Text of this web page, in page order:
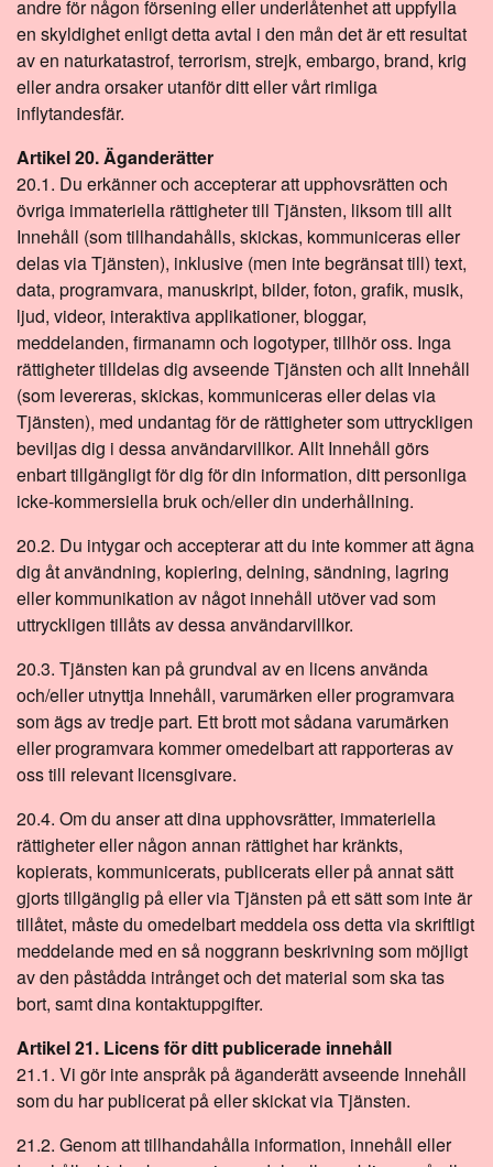
andre för någon försening eller underlåtenhet att uppfylla
en skyldighet enligt detta avtal i den mån det är ett resultat
av en naturkatastrof, terrorism, strejk, embargo, brand, krig
eller andra orsaker utanför ditt eller vårt rimliga
inflytandesfär.
Artikel 20. Äganderätter
20.1. Du erkänner och accepterar att upphovsrätten och
övriga immateriella rättigheter till Tjänsten, liksom till allt
Innehåll (som tillhandahålls, skickas, kommuniceras eller
delas via Tjänsten), inklusive (men inte begränsat till) text,
data, programvara, manuskript, bilder, foton, grafik, musik,
ljud, videor, interaktiva applikationer, bloggar,
meddelanden, firmanamn och logotyper, tillhör oss. Inga
rättigheter tilldelas dig avseende Tjänsten och allt Innehåll
(som levereras, skickas, kommuniceras eller delas via
Tjänsten), med undantag för de rättigheter som uttryckligen
beviljas dig i dessa användarvillkor. Allt Innehåll görs
enbart tillgängligt för dig för din information, ditt personliga
icke-kommersiella bruk och/eller din underhållning.
20.2. Du intygar och accepterar att du inte kommer att ägna
dig åt användning, kopiering, delning, sändning, lagring
eller kommunikation av något innehåll utöver vad som
uttryckligen tillåts av dessa användarvillkor.
20.3. Tjänsten kan på grundval av en licens använda
och/eller utnyttja Innehåll, varumärken eller programvara
som ägs av tredje part. Ett brott mot sådana varumärken
eller programvara kommer omedelbart att rapporteras av
oss till relevant licensgivare.
20.4. Om du anser att dina upphovsrätter, immateriella
rättigheter eller någon annan rättighet har kränkts,
kopierats, kommunicerats, publicerats eller på annat sätt
gjorts tillgänglig på eller via Tjänsten på ett sätt som inte är
tillåtet, måste du omedelbart meddela oss detta via skriftligt
meddelande med en så noggrann beskrivning som möjligt
av den påstådda intrånget och det material som ska tas
bort, samt dina kontaktuppgifter.
Artikel 21. Licens för ditt publicerade innehåll
21.1. Vi gör inte anspråk på äganderätt avseende Innehåll
som du har publicerat på eller skickat via Tjänsten.
21.2. Genom att tillhandahålla information, innehåll eller